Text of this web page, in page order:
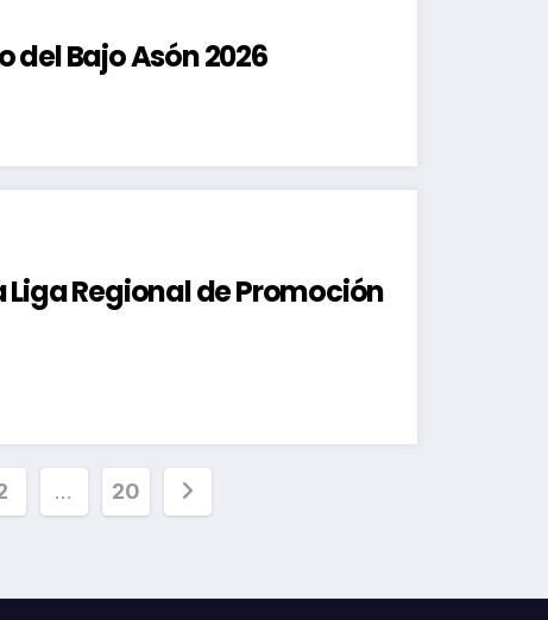
del Bajo Asón 2026
Regional de Promoción
… 20